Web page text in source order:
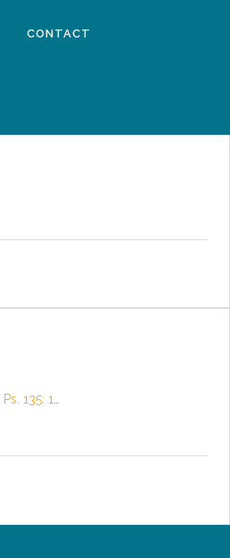
CONTACT
Ps. 135: 1…